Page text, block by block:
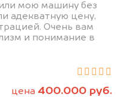
мою машину без
адекватную цену,
Очень вам
и понимание в
цена 400.000 руб.